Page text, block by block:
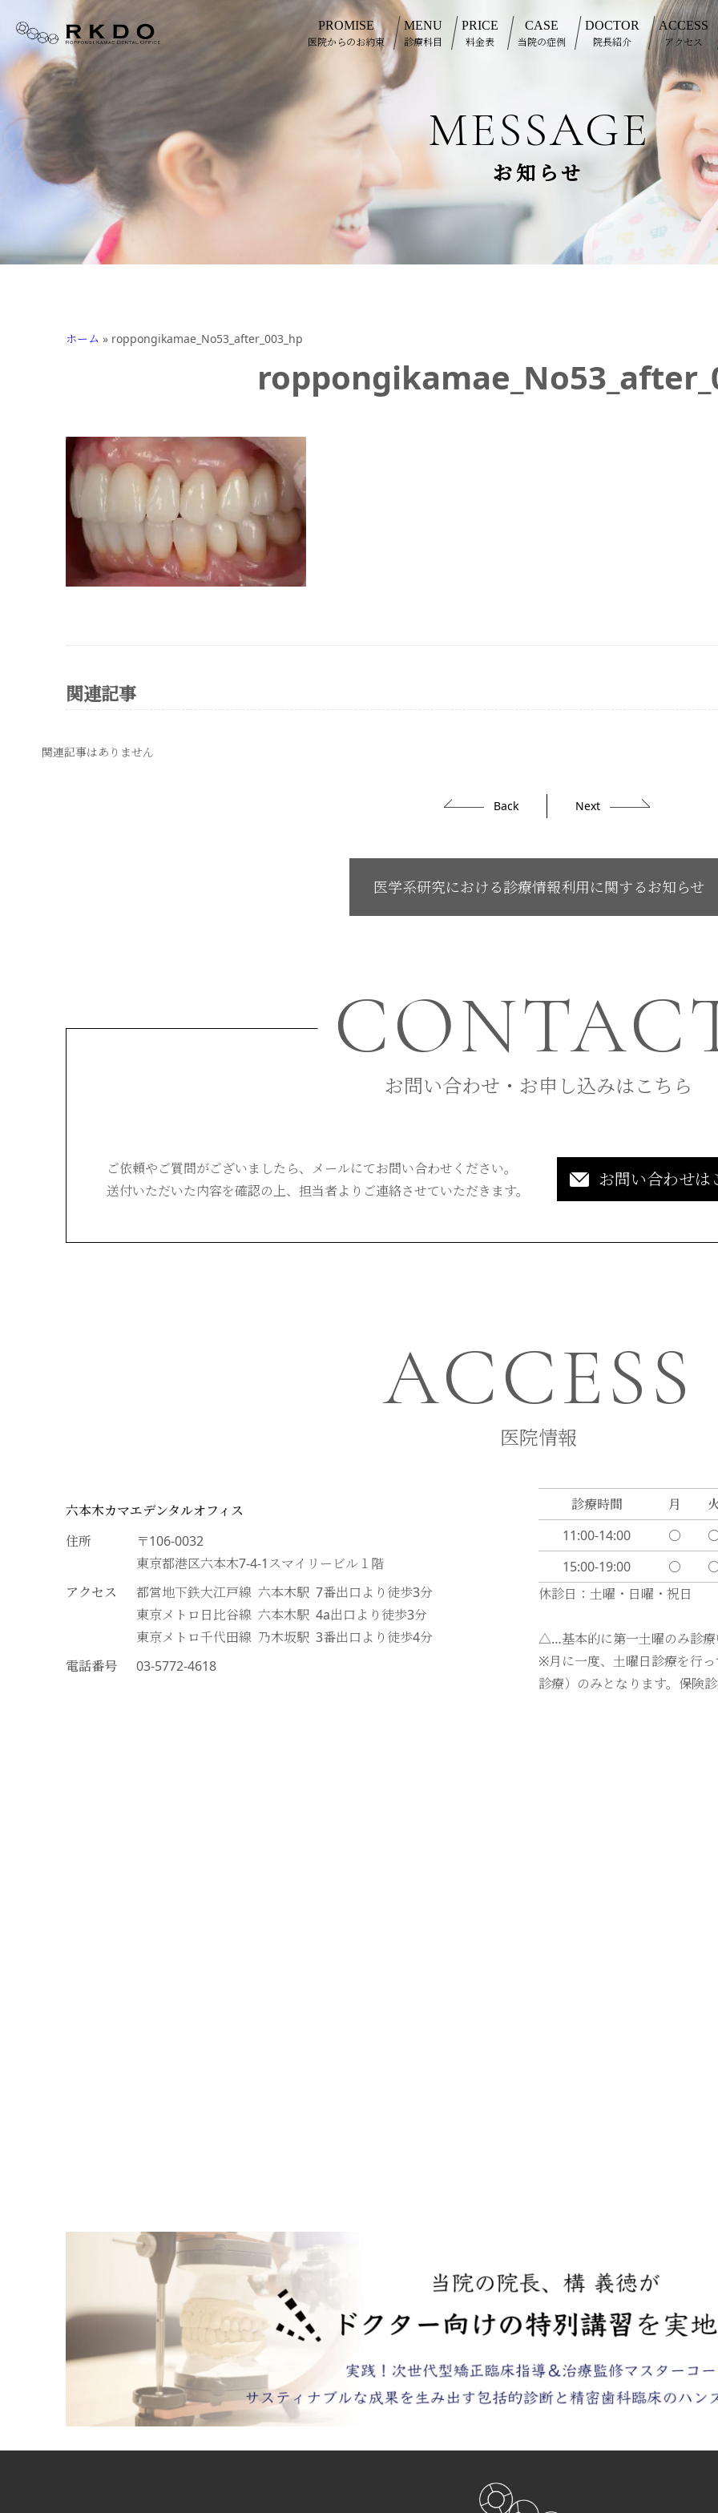
PROMISE
医院からのお約束
MENU
診療科目
PRICE
料金表
CASE
当院の症例
DOCTOR
院長紹介
ACCESS
アクセス
MESSAGE
お知らせ
ホーム » roppongikamae_No53_after_003_hp
関連記事
関連記事はありません
Back Next
医学系研究における診療情報利用に関するお知らせ
お問い合わせ・お申し込みはこちら
ご依頼やご質問がございましたら、 メールにてお問い合わせください。
送付いただいた内容を確認の上、 担当者よりご連絡させていただきます。
お問い合わせは
ACCESS
医院情報
六本木カマエデンタルオフィス
住所
〒106-0032
東京都港区六本木7-4-1スマイリービル１階
アクセス
都営地下鉄大江戸線 六本木駅 7番出口より徒歩3分
東京メトロ日比谷線 六本木駅 4a出口より徒歩3分
東京メトロ千代田線 乃木坂駅 3番出口より徒歩4分
電話番号
03-5772-4618
診療時間 月
11:00-14:00
〇
15:00-19:00
〇
休診日：土曜・日曜・祝日
△…基本的に第一土曜のみ診療
※月に一度、土曜日診療を行
診療）のみとなります。保険